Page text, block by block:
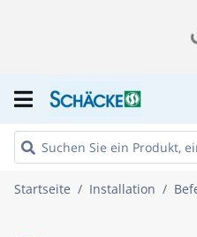
Startseite Installation